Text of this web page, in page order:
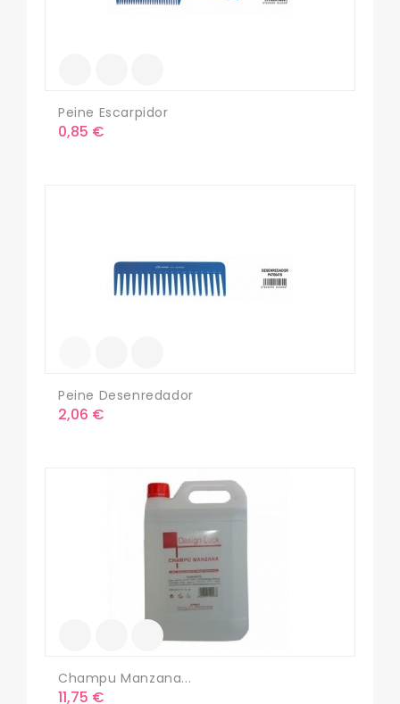
Peine Escarpidor
Precio
0,85 €
Peine Desenredador
Precio
2,06 €
Champu Manzana...
Precio
11,75 €